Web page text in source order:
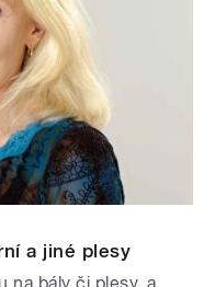
a jiné plesy